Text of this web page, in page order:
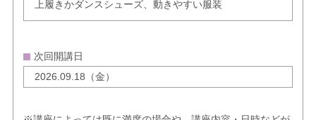
上履きかダンスシューズ、動きやすい服装
次回開講日
2026.09.18（金）